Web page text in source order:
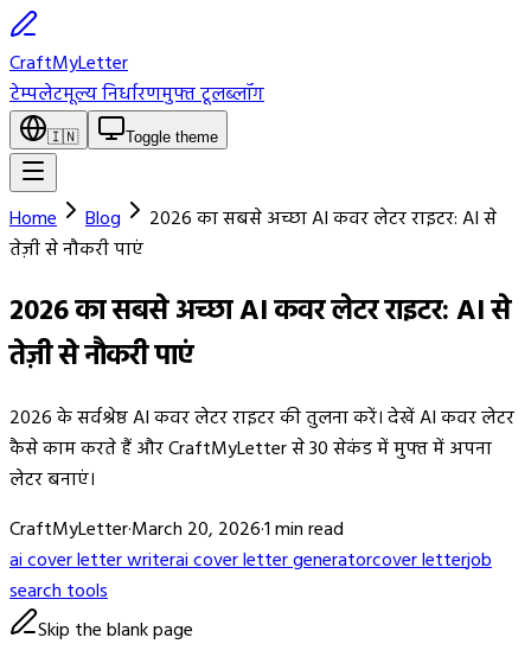
CraftMyLetter
टेम्पलेटमूल्य निर्धारणमुफ्त टूलब्लॉग
🇮🇳 Toggle theme
Home Blog
2026 का सबसे अच्छा AI कवर लेटर राइटर: AI से
तेज़ी से नौकरी पाएं
2026 का सबसे अच्छा AI कवर लेटर राइटर: AI से
तेज़ी से नौकरी पाएं
2026 के सर्वश्रेष्ठ AI कवर लेटर राइटर की तुलना करें। देखें AI कवर लेटर
कैसे काम करते हैं और CraftMyLetter से 30 सेकंड में मुफ्त में अपना
लेटर बनाएं।
CraftMyLetter·March 20, 2026·1min read
ai cover letter writerai cover letter generatorcover letterjob
search tools
Skip the blank page